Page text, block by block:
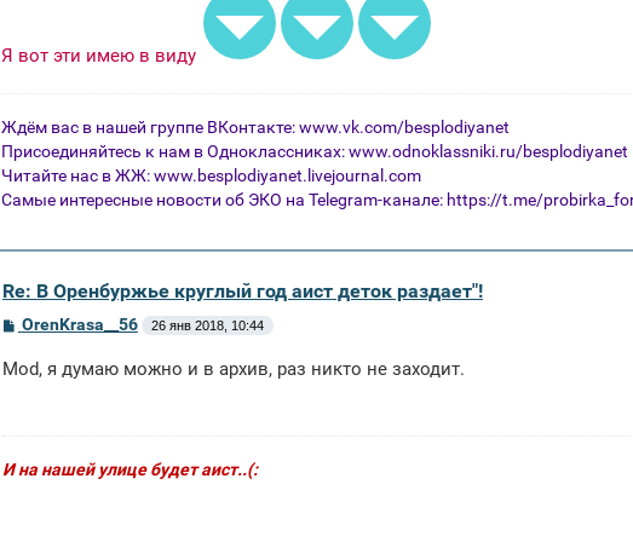
Я вот эти имею в виду
Ждём вас в нашей группе ВКонтакте:www.vk.com/besplodiyanet
Присоединяйтесь к нам в Одноклассниках:www.odnoklassniki.ru/besplodiyanet
Читайте нас в ЖЖ:www.besplodiyanet.livejournal.com
Самые интересные новости об ЭКО на Telegram-канале: https://t.me/
Re: В Оренбуржье круглый год аист деток раздает"!
С
б
OrenKrasa__56 26 янв 2018, 10:44
Mod, я думаю можно и в архив, раз никто не заходит.
И на нашей улице будет аист..(: